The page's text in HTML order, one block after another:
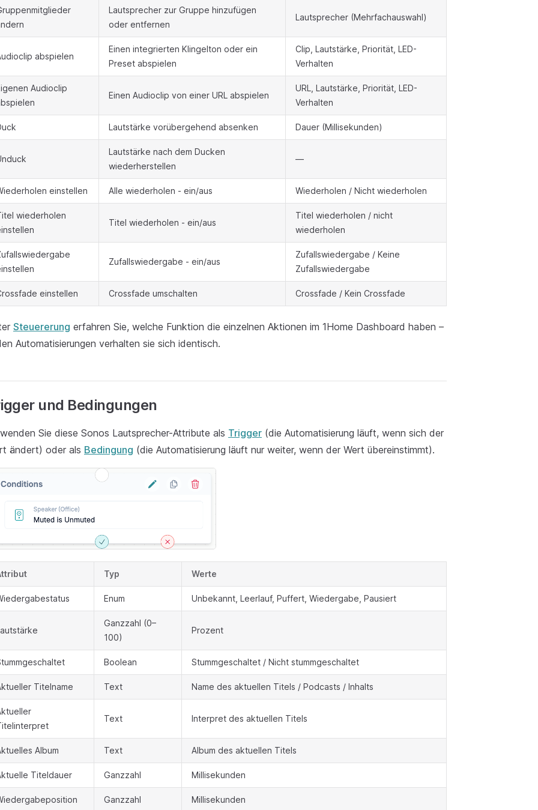
Lautsprecher zur Gruppe hinzufügen
oder entfernen
Lautsprecher (Mehrfachauswahl)
abspielen
Einen integrierten Klingelton oder ein
Preset abspielen
Clip, Lautstärke, Priorität, LED-
Verhalten
Audioclip
Einen Audioclip von einer URL abspielen
URL, Lautstärke, Priorität, LED-
Verhalten
Lautstärke vorübergehend absenken Dauer (Millisekunden)
Lautstärke nach dem Ducken
wiederherstellen
—
einstellen Alle wiederholen - ein/aus Wiederholen / Nicht wiederholen
wiederholen
Titel wiederholen - ein/aus
Titel wiederholen / nicht
wiederholen
Zufallswiedergabe - ein/aus
Zufallswiedergabe / Keine
Zufallswiedergabe
einstellen Crossfade umschalten Crossfade / Kein Crossfade
Steuererung erfahren Sie, welche Funktion die einzelnen Aktionen im 1Home Dashboard haben –
Automatisierungen verhalten sie sich identisch.
und Bedingungen
Sie diese Sonos Lautsprecher-Attribute als Trigger (die Automatisierung läuft, wenn sich der
ändert) oder als Bedingung (die Automatisierung läuft nur weiter, wenn der Wert übereinstimmt).
Typ Werte
Enum Unbekannt, Leerlauf, Puffert, Wiedergabe, Pausiert
Ganzzahl (0–
100)
Prozent
Boolean Stummgeschaltet / Nicht stummgeschaltet
Titelname Text Name des aktuellen Titels / Podcasts / Inhalts
Text Interpret des aktuellen Titels
Album Text Album des aktuellen Titels
Titeldauer Ganzzahl Millisekunden
Ganzzahl Millisekunden